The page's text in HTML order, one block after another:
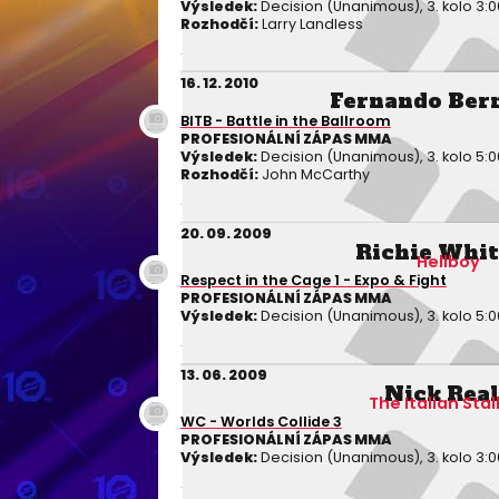
Výsledek:Decision (Unanimous), 3. kolo
Rozhodčí:Larry Landless
16. 12. 2010
Fernando
BITB - Battle in the Ballroom
PROFESIONÁLNÍ ZÁPAS MMA
Výsledek:Decision (Unanimous), 3. kolo
Rozhodčí:John McCarthy
20. 09. 2009
RichieHellboy
Respect in the Cage 1 - Expo & Fight
PROFESIONÁLNÍ ZÁPAS MMA
Výsledek:Decision (Unanimous), 3. kolo
13. 06. 2009
Nick
The Italian
WC - Worlds Collide 3
PROFESIONÁLNÍ ZÁPAS MMA
Výsledek:Decision (Unanimous), 3. kolo